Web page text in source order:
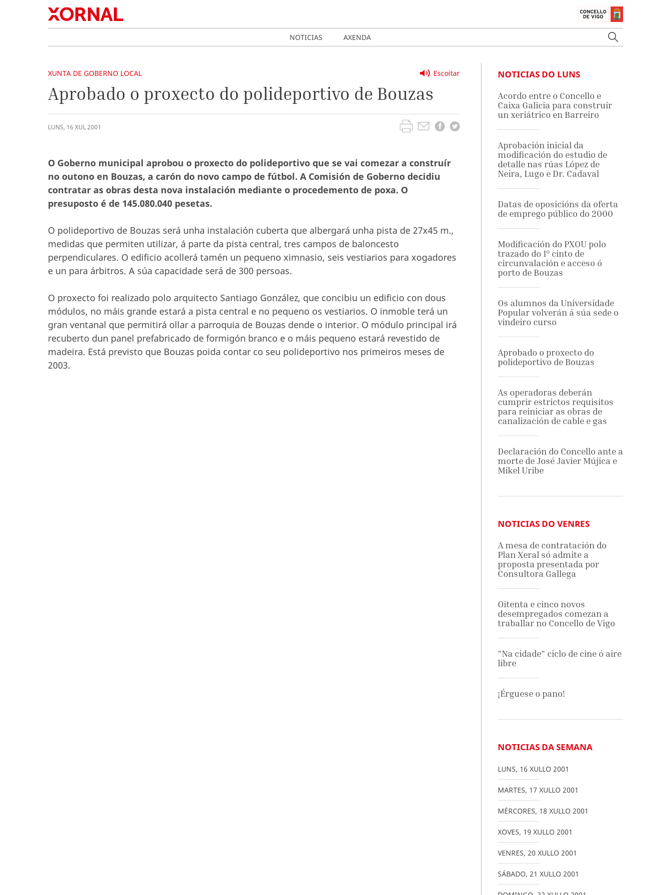
NOTICIAS AXENDA
Escoitar
XUNTA DE GOBERNO LOCAL
Aprobado o proxecto do polideportivo de Bouzas
LUNS, 16 XUL2001
O Goberno municipal aprobou o proxecto do polideportivo que se vai comezar a construír
no outono en Bouzas, a carón do novo campo de fútbol. A Comisión de Goberno decidiu
contratar as obras desta nova instalación mediante o procedemento de poxa. O
presuposto é de 145.080.040 pesetas.
O polideportivo de Bouzas será unha instalación cuberta que albergará unha pista de 27x45 m.,
medidas que permiten utilizar, á parte da pista central, tres campos de baloncesto
perpendiculares. O edificio acollerá tamén un pequeno ximnasio, seis vestiarios para xogadores
e un para árbitros. A súa capacidade será de 300 persoas.
O proxecto foi realizado polo arquitecto Santiago González, que concibiu un edificio con dous
módulos, no máis grande estará a pista central e no pequeno os vestiarios. O inmoble terá un
gran ventanal que permitirá ollar a parroquia de Bouzas dende o interior. O módulo principal irá
recuberto dun panel prefabricado de formigón branco e o máis pequeno estará revestido de
madeira. Está previsto que Bouzas poida contar co seu polideportivo nos primeiros meses de
2003.
NOTICIAS DO LUNS
Acordo entre o Concello e
Caixa Galicia para construír
un xeriátrico en Barreiro
Aprobación inicial da
modificación do estudio de
detalle nas rúas López de
Neira, Lugo e Dr. Cadaval
Datas de oposicións da oferta
de emprego público do 2000
Modificación do PXOU polo
trazado do 1º cinto de
circunvalación e acceso ó
porto de Bouzas
Os alumnos da Universidade
Popular volverán á súa sede o
vindeiro curso
Aprobado o proxecto do
polideportivo de Bouzas
As operadoras deberán
cumprir estrictos requisitos
para reiniciar as obras de
canalización de cable e gas
Declaración do Concello ante a
morte de José Javier Mújica e
Mikel Uribe
NOTICIAS DO VENRES
A mesa de contratación do
Plan Xeral só admite a
proposta presentada por
Consultora Gallega
Oitenta e cinco novos
desempregados comezan a
traballar no Concello de Vigo
”Na cidade” ciclo de cine ó aire
libre
¡Érguese o pano!
NOTICIAS DA SEMANA
LUNS, 16 XULLO 2001
MARTES, 17 XULLO 2001
MÉRCORES, 18 XULLO 2001
XOVES, 19 XULLO 2001
VENRES, 20 XULLO 2001
SÁBADO, 21 XULLO 2001